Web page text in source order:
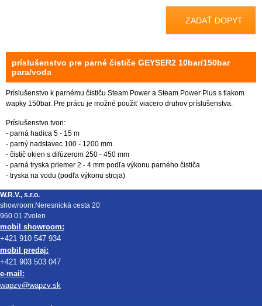
ZADAŤ DOPYT
príslušenstvo pre parné čističe GEYSER2 10bar/150bar
para/voda
Príslušenstvo k parnému čističu Steam Power a Steam Power Plus s tlakom
wapky 150bar. Pre prácu je možné použiť viacero druhov príslušenstva.
Príslušenstvo tvori:
- parná hadica 5 - 15 m
- parný nadstavec 100 - 1200 mm
- čistič okien s difúzerom 250 - 450 mm
- parná tryska priemer 2 - 4 mm podľa výkonu parného čističa
- tryska na vodu (podľa výkonu stroja)
W.R.V., s.r.o.
showroom:Neresnická cesta 20
960 01 Zvolen
mobil showroom:
+421 910 547 934
mobil predaj:
+421 903 503 047
e-mail:
wapzv@wapzv.sk